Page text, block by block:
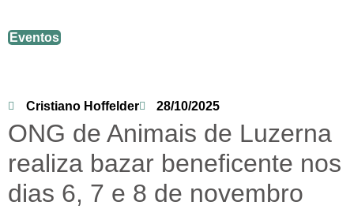
Eventos
Cristiano Hoffelder 28/10/2025
ONG de Animais de Luzerna
realiza bazar beneficente nos
dias 6, 7 e 8 de novembro